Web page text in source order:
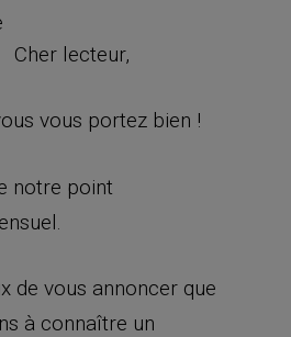
Cher lecteur,
vous portez bien !
notre point
de vous annoncer que
à connaître un